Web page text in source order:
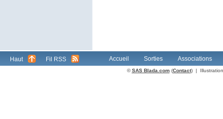
Haut Fil RSS Accueil Sorties Associations
©SAS Blada.com(Contact) |